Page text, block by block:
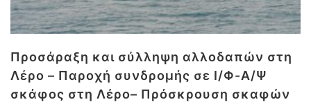
Προσάραξη και σύλληψη αλλοδαπών στη
Λέρο – Παροχή συνδρομής σε Ι/Φ-Α/Ψ
σκάφος στη Λέρο– Πρόσκρουση σκαφών